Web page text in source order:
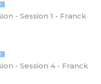
- Session 1 - Franck
- Session 4 - Franck